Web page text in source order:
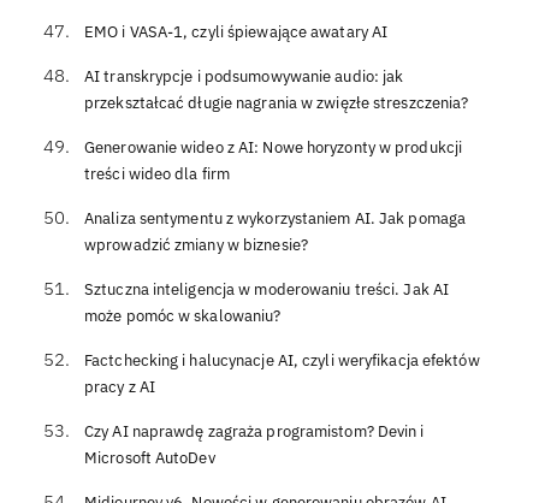
EMO i VASA-1, czyli śpiewające awatary AI
AI transkrypcje i podsumowywanie audio: jak
przekształcać długie nagrania w zwięzłe streszczenia?
Generowanie wideo z AI: Nowe horyzonty w produkcji
treści wideo dla firm
Analiza sentymentu z wykorzystaniem AI. Jak pomaga
wprowadzić zmiany w biznesie?
Sztuczna inteligencja w moderowaniu treści. Jak AI
może pomóc w skalowaniu?
Factchecking i halucynacje AI, czyli weryfikacja efektów
pracy z AI
Czy AI naprawdę zagraża programistom? Devin i
Microsoft AutoDev